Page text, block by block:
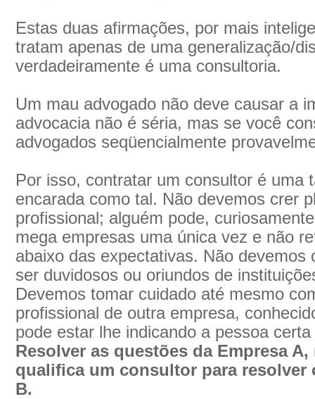
Estas duas afirmações, por mais
tratam apenas de uma generalização/
verdadeiramente é uma consultoria.
Um mau advogado não deve causar a
advocacia não é séria, mas se você
advogados seqüencialmente
Por isso, contratar um consultor é uma
encarada como tal. Não devemos crer
profissional; alguém pode,
mega empresas uma única vez e não
abaixo das expectativas. Não
ser duvidosos ou oriundos de
Devemos tomar cuidado até mesmo
profissional de outra empresa,
pode estar lhe indicando a pessoa
Resolver as questões da Empresa
qualifica um consultor para resolver
B.